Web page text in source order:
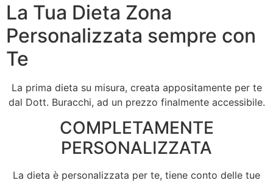
La Tua Dieta Zona
Personalizzata sempre con
Te
La prima dieta su misura, creata appositamente per te
dal Dott. Buracchi, ad un prezzo finalmente accessibile.
COMPLETAMENTE
PERSONALIZZATA
La dieta è personalizzata per te, tiene conto delle tue